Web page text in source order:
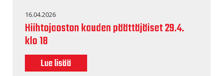
16.04.2026
Hiihtojaoston kauden päättäjäiset 29.4.
klo 18
Lue lisää